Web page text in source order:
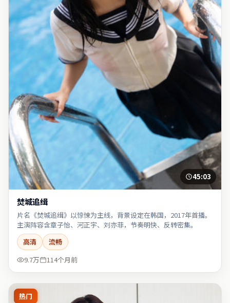
45:03
焚城追缉
片名《焚城追缉》以惊悚为主线，背景设定在韩国，2017年首播。
主演阵容含章子怡、河正宇、刘亦菲，节奏明快、反转密集。
高清
流畅
9.7万
114个月前
热门